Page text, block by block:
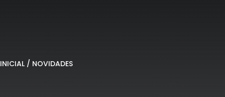
INICIAL / NOVIDADES